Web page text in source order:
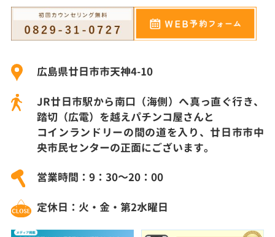
広島県廿日市市天神4-10
JR廿日市駅から南口（海側）へ真っ直ぐ行き、
踏切（広電）を越えパチンコ屋さんと
コインランドリーの間の道を入り、廿日市市中
央市民センターの正面にございます。
営業時間：9：30～20：00
定休日：火・金・第2水曜日